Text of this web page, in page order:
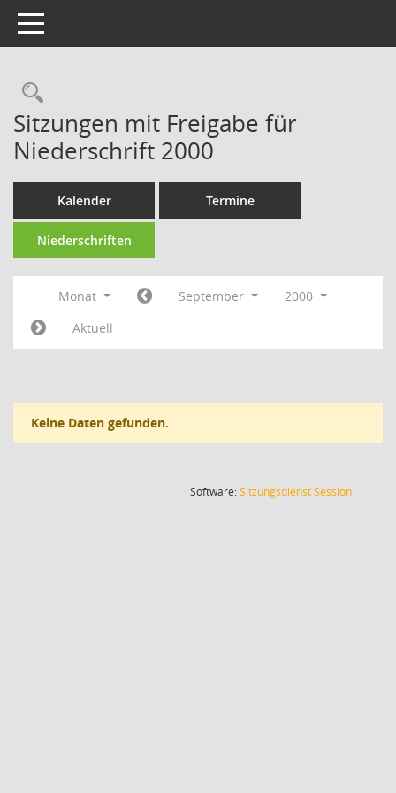
Toggle navigation
Rechercheauswahl
Sitzungen mit Freigabe für
Niederschrift 2000
Kalender Termine
Niederschriften
Monat September
2000
Aktuell
Keine Daten gefunden.
Software:SitzungsdienstSession(Wird in